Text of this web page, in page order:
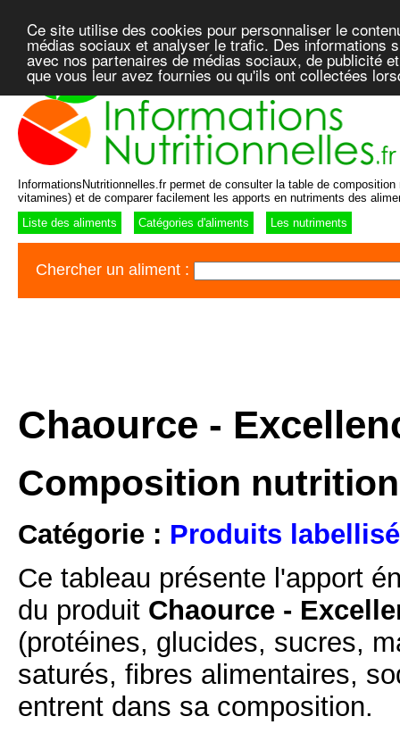
Ce site utilise des cookies pour personnaliser le
médias sociaux et analyser le trafic. Des informations
avec nos partenaires de médias sociaux, de publicité
que vous leur avez fournies ou qu'ils ont collectées
InformationsNutritionnelles.fr permet de consulter la table de
vitamines) et de comparer facilement les apports en nutriments des
Liste des aliments
Catégories d'aliments Les nutriments
Chercher un aliment :
Chaource -
Composition
Catégorie : Produits
Ce tableau présente l'apport
du produit Chaource -
(protéines, glucides, sucres,
saturés, fibres alimentaires,
entrent dans sa composition.